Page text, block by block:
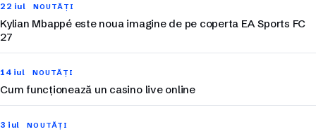
22 iul NOUTĂȚI
Kylian Mbappé este noua imagine de pe coperta EA Sports FC
27
14 iul NOUTĂȚI
Cum funcționează un casino live online
3 iul NOUTĂȚI